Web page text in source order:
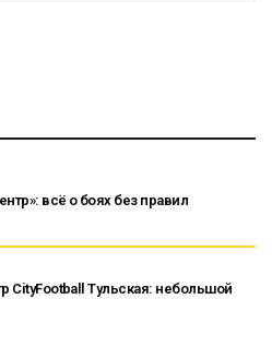
всё о боях без правил
CityFootball Тульская: небольшой